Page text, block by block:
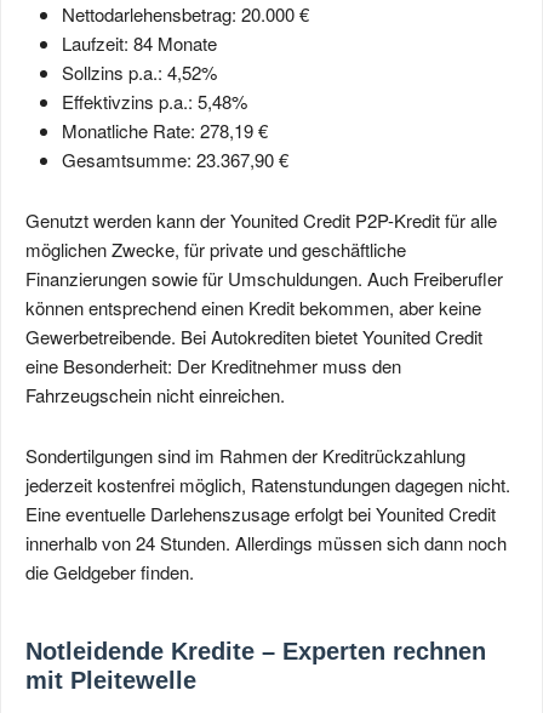
Nettodarlehensbetrag: 20.000 €
Laufzeit: 84 Monate
Sollzins p.a.: 4,52%
Effektivzins p.a.: 5,48%
Monatliche Rate: 278,19 €
Gesamtsumme: 23.367,90 €
Genutzt werden kann der Younited Credit P2P-Kredit für alle
möglichen Zwecke, für private und geschäftliche
Finanzierungen sowie für Umschuldungen. Auch Freiberufler
können entsprechend einen Kredit bekommen, aber keine
Gewerbetreibende. Bei Autokrediten bietet Younited Credit
eine Besonderheit: Der Kreditnehmer muss den
Fahrzeugschein nicht einreichen.
Sondertilgungen sind im Rahmen der Kreditrückzahlung
jederzeit kostenfrei möglich, Ratenstundungen dagegen nicht.
Eine eventuelle Darlehenszusage erfolgt bei Younited Credit
innerhalb von 24 Stunden. Allerdings müssen sich dann noch
die Geldgeber finden.
Notleidende Kredite – Experten rechnen
mit Pleitewelle